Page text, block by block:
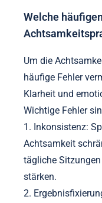
Atembewusstsein
wertendes
mentale Klarheit
Integrieren Sie
wie Essen oder
Die Teilnahme an
Unterstützung und
Welche
Um die
häufige Fehler